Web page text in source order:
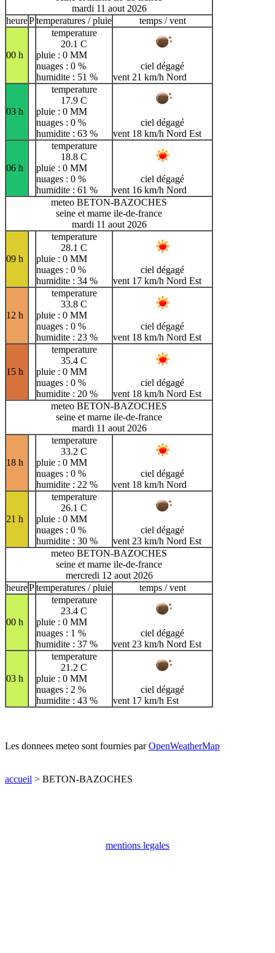
mardi 11 aout 2026
heurePtemperatures / pluie temps / vent
00 h
temperature
20.1 C
pluie : 0 MM
nuages : 0 %
humidite : 51 %
ciel dégagé
vent 21 km/h Nord
03 h
temperature
17.9 C
pluie : 0 MM
nuages : 0 %
humidite : 63 %
ciel dégagé
vent 18 km/h Nord Est
06 h
temperature
18.8 C
pluie : 0 MM
nuages : 0 %
humidite : 61 %
ciel dégagé
vent 16 km/h Nord
meteo BETON-BAZOCHES
seine et marne ile-de-france
mardi 11 aout 2026
09 h
temperature
28.1 C
pluie : 0 MM
nuages : 0 %
humidite : 34 %
ciel dégagé
vent 17 km/h Nord Est
12 h
temperature
33.8 C
pluie : 0 MM
nuages : 0 %
humidite : 23 %
ciel dégagé
vent 18 km/h Nord Est
15 h
temperature
35.4 C
pluie : 0 MM
nuages : 0 %
humidite : 20 %
ciel dégagé
vent 18 km/h Nord Est
meteo BETON-BAZOCHES
seine et marne ile-de-france
mardi 11 aout 2026
18 h
temperature
33.2 C
pluie : 0 MM
nuages : 0 %
humidite : 22 %
ciel dégagé
vent 18 km/h Nord
21 h
temperature
26.1 C
pluie : 0 MM
nuages : 0 %
humidite : 30 %
ciel dégagé
vent 23 km/h Nord Est
meteo BETON-BAZOCHES
seine et marne ile-de-france
mercredi 12 aout 2026
heurePtemperatures / pluie temps / vent
00 h
temperature
23.4 C
pluie : 0 MM
nuages : 1 %
humidite : 37 %
ciel dégagé
vent 23 km/h Nord Est
03 h
temperature
21.2 C
pluie : 0 MM
nuages : 2 %
humidite : 43 %
ciel dégagé
vent 17 km/h Est
Les donnees meteo sont fournies parOpenWeatherMap
accueil > BETON-BAZOCHES
mentions legales